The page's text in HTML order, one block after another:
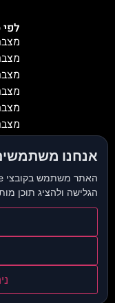
אנחנו
הגלישה ולהציג תוכן